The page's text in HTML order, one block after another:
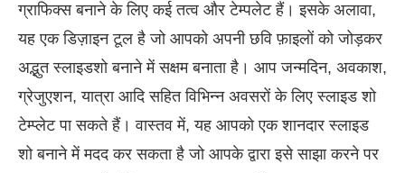
ग्राफिक्स बनाने के लिए कई तत्व और टेम्पलेट हैं। इसके अलावा,
यह एक डिज़ाइन टूल है जो आपको अपनी छवि फ़ाइलों को जोड़कर
अद्भुत स्लाइडशो बनाने में सक्षम बनाता है। आप जन्मदिन, अवकाश,
ग्रेजुएशन, यात्रा आदि सहित विभिन्न अवसरों के लिए स्लाइड शो
टेम्प्लेट पा सकते हैं। वास्तव में, यह आपको एक शानदार स्लाइड
शो बनाने में मदद कर सकता है जो आपके द्वारा इसे साझा करने पर